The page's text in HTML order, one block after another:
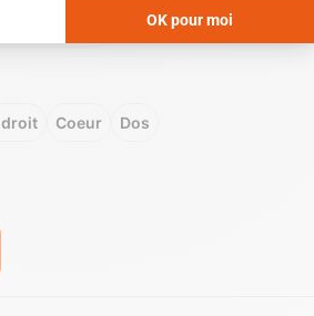
(4 couleurs)
droit Coeur Dos